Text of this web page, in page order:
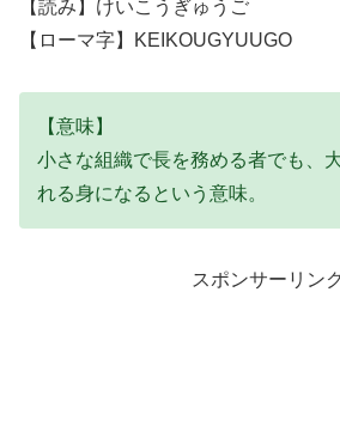
【読み】けいこうぎゅうご
【ローマ字】KEIKOUGYUUGO
【意味】
小さな組織で長を務める者でも、
れる身になるという意味。
スポンサーリンク